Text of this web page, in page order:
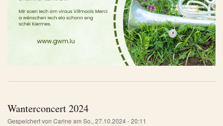
Wanterconcert 2024
Gespeichert von Carine am So., 27.10.2024 - 20:11